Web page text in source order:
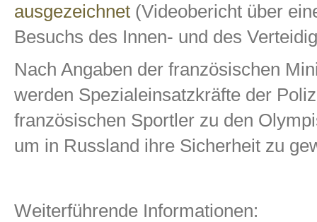
ausgezeichnet (Videobericht über
Besuchs des Innen- und des
Nach Angaben der französischen
werden Spezialeinsatzkräfte der
französischen Sportler zu den
um in Russland ihre Sicherheit zu
Weiterführende Informationen: